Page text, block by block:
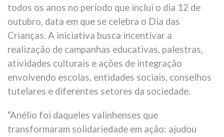
todos os anos no período que inclui o dia 12 de
outubro, data em que se celebra o Dia das
Crianças. A iniciativa busca incentivar a
realização de campanhas educativas, palestras,
atividades culturais e ações de integração
envolvendo escolas, entidades sociais, conselhos
tutelares e diferentes setores da sociedade.
“Anélio foi daqueles valinhenses que
transformaram solidariedade em ação: ajudou